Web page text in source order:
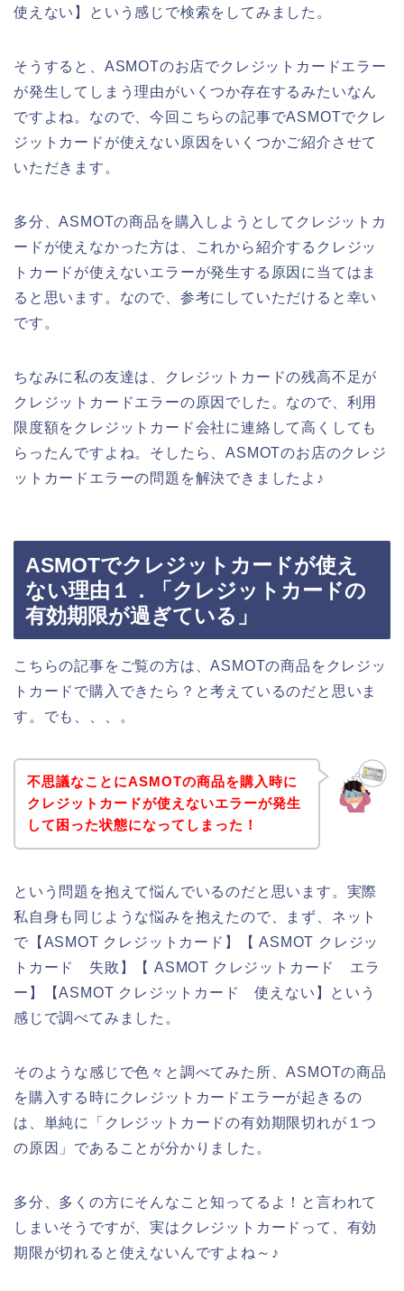
使えない】という感じで検索をしてみました。
そうすると、ASMOTのお店でクレジットカードエラー
が発生してしまう理由がいくつか存在するみたいなん
ですよね。なので、今回こちらの記事でASMOTでクレ
ジットカードが使えない原因をいくつかご紹介させて
いただきます。
多分、ASMOTの商品を購入しようとしてクレジットカ
ードが使えなかった方は、これから紹介するクレジッ
トカードが使えないエラーが発生する原因に当てはま
ると思います。なので、参考にしていただけると幸い
です。
ちなみに私の友達は、クレジットカードの残高不足が
クレジットカードエラーの原因でした。なので、利用
限度額をクレジットカード会社に連絡して高くしても
らったんですよね。そしたら、ASMOTのお店のクレジ
ットカードエラーの問題を解決できましたよ♪
ASMOTでクレジットカードが使え
ない理由１．「クレジットカードの
有効期限が過ぎている」
こちらの記事をご覧の方は、ASMOTの商品をクレジッ
トカードで購入できたら？と考えているのだと思いま
す。でも、、、。
不思議なことにASMOTの商品を購入時に
クレジットカードが使えないエラーが発生
して困った状態になってしまった！
という問題を抱えて悩んでいるのだと思います。実際
私自身も同じような悩みを抱えたので、まず、ネット
で【ASMOT クレジットカード】【 ASMOT クレジッ
トカード 失敗】【 ASMOT クレジットカード エラ
ー】【ASMOT クレジットカード 使えない】という
感じで調べてみました。
そのような感じで色々と調べてみた所、ASMOTの商品
を購入する時にクレジットカードエラーが起きるの
は、単純に「クレジットカードの有効期限切れが１つ
の原因」であることが分かりました。
多分、多くの方にそんなこと知ってるよ！と言われて
しまいそうですが、実はクレジットカードって、有効
期限が切れると使えないんですよね～♪